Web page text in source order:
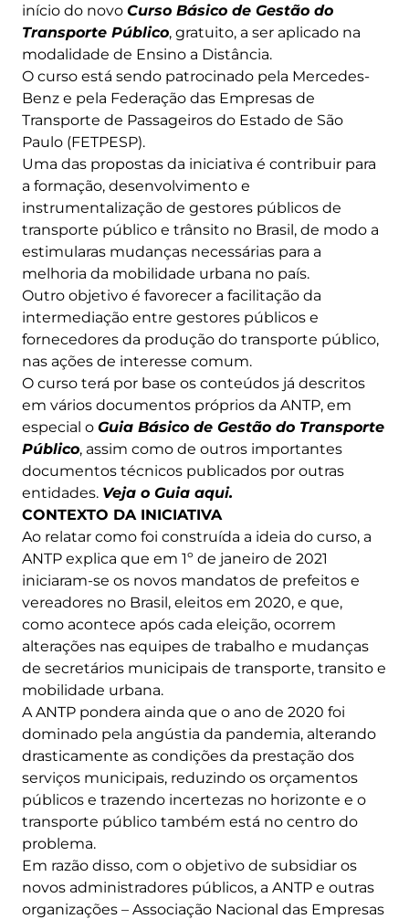
início do novo Curso Básico de Gestão do
Transporte Público, gratuito, a ser aplicado na
modalidade de Ensino a Distância.
O curso está sendo patrocinado pela Mercedes-
Benz e pela Federação das Empresas de
Transporte de Passageiros do Estado de São
Paulo (FETPESP).
Uma das propostas da iniciativa é contribuir para
a formação, desenvolvimento e
instrumentalização de gestores públicos de
transporte público e trânsito no Brasil, de modo a
estimularas mudanças necessárias para a
melhoria da mobilidade urbana no país.
Outro objetivo é favorecer a facilitação da
intermediação entre gestores públicos e
fornecedores da produção do transporte público,
nas ações de interesse comum.
O curso terá por base os conteúdos já descritos
em vários documentos próprios da ANTP, em
especial o Guia Básico de Gestão do Transporte
Público, assim como de outros importantes
documentos técnicos publicados por outras
entidades. Veja o Guia aqui.
CONTEXTO DA INICIATIVA
Ao relatar como foi construída a ideia do curso, a
ANTP explica que em 1º de janeiro de 2021
iniciaram-se os novos mandatos de prefeitos e
vereadores no Brasil, eleitos em 2020, e que,
como acontece após cada eleição, ocorrem
alterações nas equipes de trabalho e mudanças
de secretários municipais de transporte, transito e
mobilidade urbana.
A ANTP pondera ainda que o ano de 2020 foi
dominado pela angústia da pandemia, alterando
drasticamente as condições da prestação dos
serviços municipais, reduzindo os orçamentos
públicos e trazendo incertezas no horizonte e o
transporte público também está no centro do
problema.
Em razão disso, com o objetivo de subsidiar os
novos administradores públicos, a ANTP e outras
organizações – Associação Nacional das Empresas